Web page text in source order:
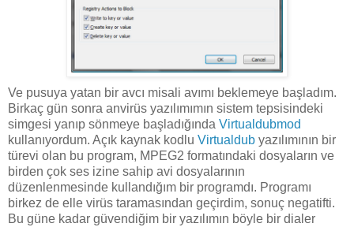
Ve pusuya yatan bir avcı misali avımı beklemeye başladım.
Birkaç gün sonra anvirüs yazılımımın sistem tepsisindeki
simgesi yanıp sönmeye başladığında Virtualdubmod
kullanıyordum. Açık kaynak kodlu Virtualdub yazılımının bir
türevi olan bu program, MPEG2 formatındaki dosyaların ve
birden çok ses izine sahip avi dosyalarının
düzenlenmesinde kullandığım bir programdı. Programı
birkez de elle virüs taramasından geçirdim, sonuç negatifti.
Bu güne kadar güvendiğim bir yazılımın böyle bir dialer